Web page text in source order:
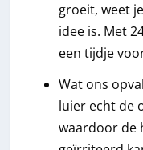
groeit, weet
idee is. Met
een tijdje
Wat ons
luier echt de
waardoor de